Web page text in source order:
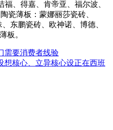
福、得嘉、肯帝亚、福尔波、
瓷薄板：蒙娜丽莎瓷砖、
东鹏瓷砖、欧神诺、博德、
板。
需要消费者线验
想核心、立异核心设正在西班